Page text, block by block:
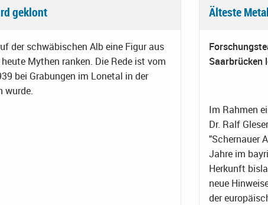
geklont
der schwäbischen Alb eine Figur aus
Mythen ranken. Die Rede ist vom
bei Grabungen im Lonetal in der
wurde.
Älteste
Saarbrücken
Im Rahmen
Dr. Ralf
"Schernauer
Jahre im
Herkunft
neue
der